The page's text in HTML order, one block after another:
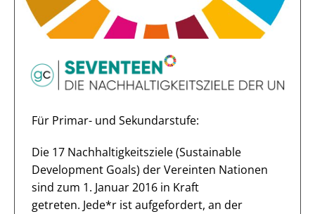
Für Primar- und Sekundarstufe:
Die 17 Nachhaltigkeitsziele (Sustainable
Development Goals) der Vereinten Nationen
sind zum 1. Januar 2016 in Kraft
getreten. Jede*r ist aufgefordert, an der